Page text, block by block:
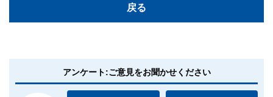
戻る
アンケート:ご意見をお聞かせください